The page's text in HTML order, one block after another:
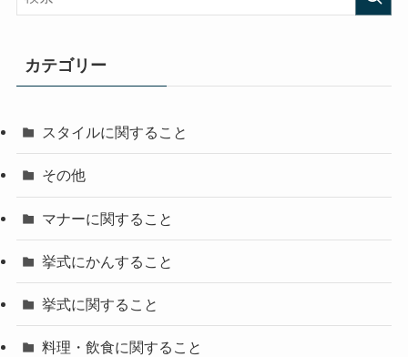
カテゴリー
スタイルに関すること
その他
マナーに関すること
挙式にかんすること
挙式に関すること
料理・飲食に関すること